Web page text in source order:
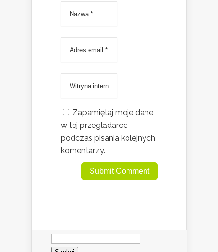
Zapamiętaj moje dane
w tej przeglądarce
podczas pisania kolejnych
komentarzy.
Szukaj: